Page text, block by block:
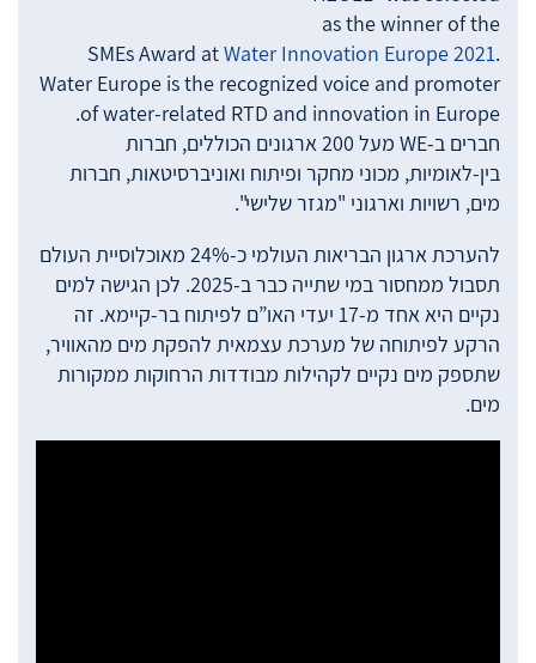
as the winner of the
SMEs Award atWater Innovation Europe 2021.
Water Europe is the recognized voice and promoter
of water-related RTD and innovation in Europe.
חברים ב-WE מעל 200 ארגונים הכוללים, חברות
בין-לאומיות, מכוני מחקר ופיתוח ואוניברסיטאות, חברות
מים, רשויות וארגוני "מגזר שלישי".
להערכת ארגון הבריאות העולמי כ-24% מאוכלוסיית העולם
תסבול ממחסור במי שתייה כבר ב-2025. לכן הגישה למים
נקיים היא אחד מ-17 יעדי האו”ם לפיתוח בר-קיימא. זה
הרקע לפיתוחה של מערכת עצמאית להפקת מים מהאוויר,
שתספק מים נקיים לקהילות מבודדות הרחוקות ממקורות
מים.